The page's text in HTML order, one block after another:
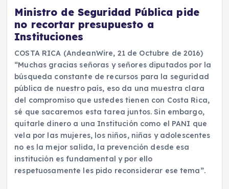
Ministro de Seguridad Pública pide
no recortar presupuesto a
Instituciones
COSTA RICA (AndeanWire, 21 de Octubre de 2016)
“Muchas gracias señoras y señores diputados por la
búsqueda constante de recursos para la seguridad
pública de nuestro país, eso da una muestra clara
del compromiso que ustedes tienen con Costa Rica,
sé que sacaremos esta tarea juntos. Sin embargo,
quitarle dinero a una Institución como el PANI que
vela por las mujeres, los niños, niñas y adolescentes
no es la mejor salida, la prevención desde esa
institución es fundamental y por ello
respetuosamente les pido reconsiderar ese tema”.